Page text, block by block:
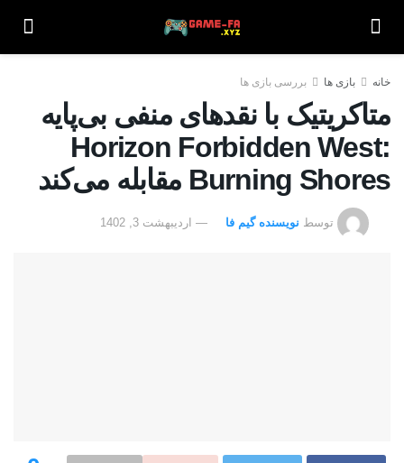
خانه بازی ها بررسی بازی ها
متاکریتیک با نقدهای منفی بی‌پایه
Horizon Forbidden West:
Burning Shores مقابله می‌کند
توسط نویسنده گیم فا اردیبهشت 3, 1402